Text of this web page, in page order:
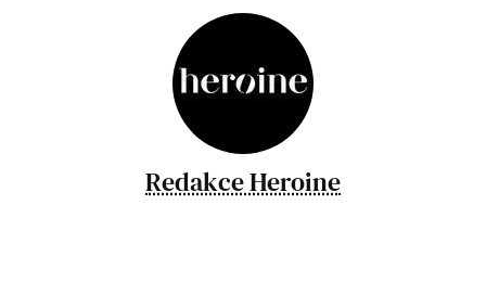
Redakce Heroine